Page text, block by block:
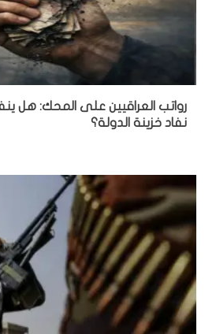
رواتب العراقيين على المحك: هل
نفاد خزينة الدولة؟